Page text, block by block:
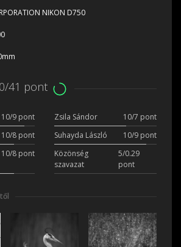
NIKON D750
41 pont
10/9 pont Zsila Sándor
10/7 pont
10/8 pont Suhayda László
10/9 pont
10/8 pont
Közönség
szavazat
5/0.29
pont